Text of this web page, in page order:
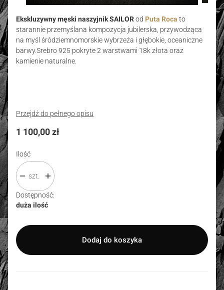
Ekskluzywny męski naszyjnik SAILORod Puta Roca to
starannie przemyślana kompozycja jubilerska, przywodząca
na myśl śródziemnomorskie wybrzeża i głębokie, oceaniczne
barwy.Srebro 925 pokryte 2 warstwami 18k złota oraz
kamienie naturalne.
Przejdź do pełnego opisu
Cena
1 100,00 zł
Ilość
szt.
Dostępność:
duża ilość
Dodaj do koszyka